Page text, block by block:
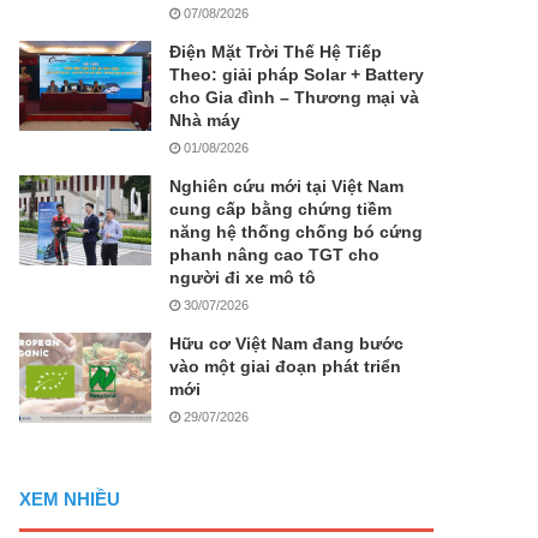
07/08/2026
Điện Mặt Trời Thế Hệ Tiếp
Theo: giải pháp Solar + Battery
cho Gia đình – Thương mại và
Nhà máy
01/08/2026
Nghiên cứu mới tại Việt Nam
cung cấp bằng chứng tiềm
năng hệ thống chống bó cứng
phanh nâng cao TGT cho
người đi xe mô tô
30/07/2026
Hữu cơ Việt Nam đang bước
vào một giai đoạn phát triển
mới
29/07/2026
XEM NHIỀU